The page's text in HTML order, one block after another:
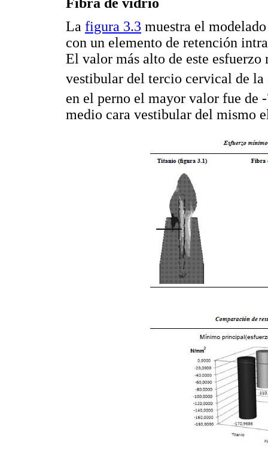
La figura 3.3 muestra el
con un elemento de retención
El valor más alto de este
vestibular del tercio cervical de
en el perno el mayor valor fue de
medio cara vestibular del mismo